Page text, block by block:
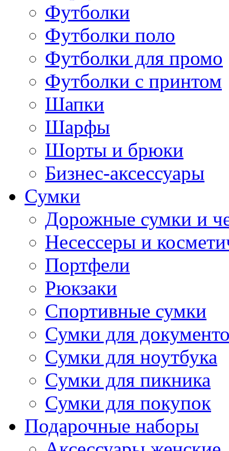
Футболки
Футболки поло
Футболки для промо
Футболки с принтом
Шапки
Шарфы
Шорты и брюки
Бизнес-аксессуары
Сумки
Дорожные сумки и
Несессеры и
Портфели
Рюкзаки
Спортивные сумки
Сумки для
Сумки для ноутбука
Сумки для пикника
Сумки для покупок
Подарочные наборы